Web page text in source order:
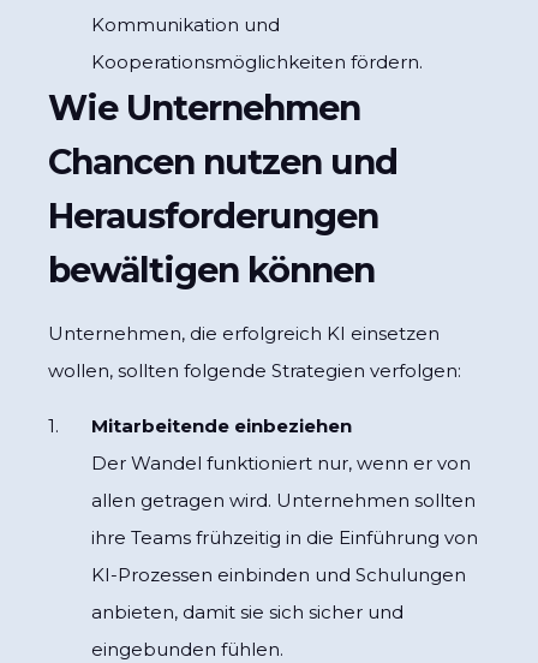
Kommunikation und
Kooperationsmöglichkeiten fördern.
Wie Unternehmen
Chancen nutzen und
Herausforderungen
bewältigen können
Unternehmen, die erfolgreich KI einsetzen
wollen, sollten folgende Strategien verfolgen:
Mitarbeitende einbeziehen
Der Wandel funktioniert nur, wenn er von
allen getragen wird. Unternehmen sollten
ihre Teams frühzeitig in die Einführung von
KI-Prozessen einbinden und Schulungen
anbieten, damit sie sich sicher und
eingebunden fühlen.